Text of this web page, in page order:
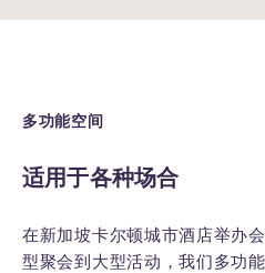
多功能空间
适用于各种场合
在新加坡卡尔顿城市酒店举办
型聚会到大型活动，我们多功